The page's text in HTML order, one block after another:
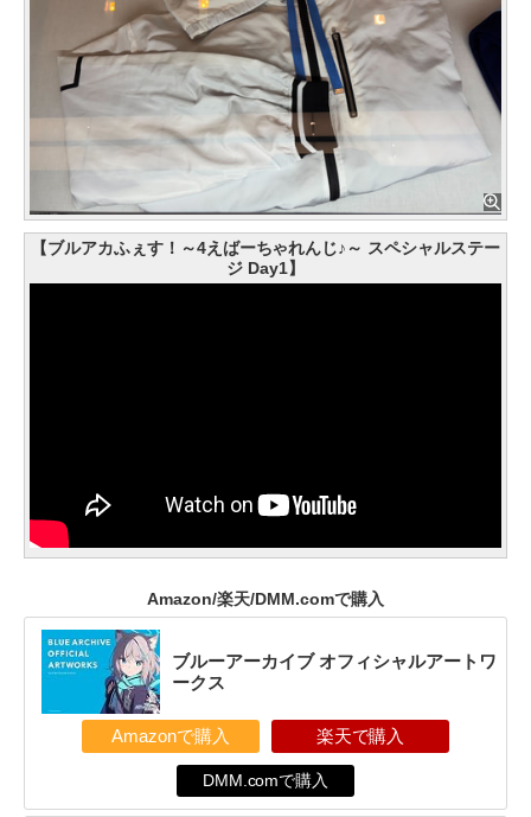
【ブルアカふぇす！～4えばーちゃれんじ♪～ スペシャルステー
ジ Day1】
Amazon/楽天/DMM.comで購入
ブルーアーカイブ オフィシャルアートワ
ークス
Amazonで購入 楽天で購入
DMM.comで購入